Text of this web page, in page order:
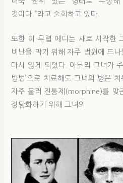
것이다.”라고 술회하고 있다.
또한 이 무렵 에디는 새로 시작한
비난을 막기 위해 자주 법원에 드
다시 잃게 되었다. 아무리 그녀가
방법’으로 치료해도 그녀의 병은
자주 불러 진통제(morphine)를 맞
정당화하기 위해 그녀의